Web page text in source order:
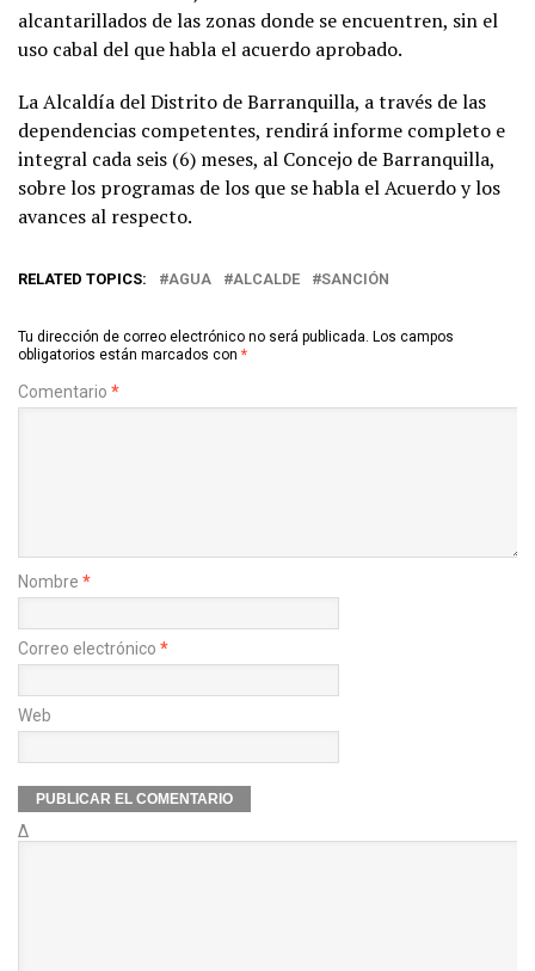
alcantarillados de las zonas donde se encuentren, sin el
uso cabal del que habla el acuerdo aprobado.
La Alcaldía del Distrito de Barranquilla, a través de las
dependencias competentes, rendirá informe completo e
integral cada seis (6) meses, al Concejo de Barranquilla,
sobre los programas de los que se habla el Acuerdo y los
avances al respecto.
RELATED TOPICS: AGUA ALCALDE SANCIÓN
Tu dirección de correo electrónico no será publicada. Los campos
obligatorios están marcados con *
Comentario *
Nombre *
Correo electrónico *
Web
Δ